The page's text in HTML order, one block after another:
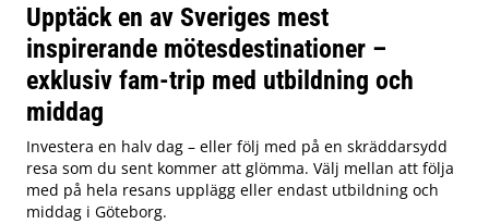
Upptäck en av Sveriges mest
inspirerande mötesdestinationer –
exklusiv fam-trip med utbildning och
middag
Investera en halv dag – eller följ med på en skräddarsydd
resa som du sent kommer att glömma. Välj mellan att följa
med på hela resans upplägg eller endast utbildning och
middag i Göteborg.